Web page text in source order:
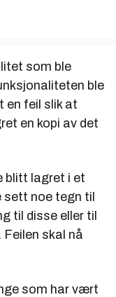
som ble
ble
en feil slik at
en kopi av det
blitt lagret i et
sett noe tegn til
til disse eller til
skal nå
som har vært